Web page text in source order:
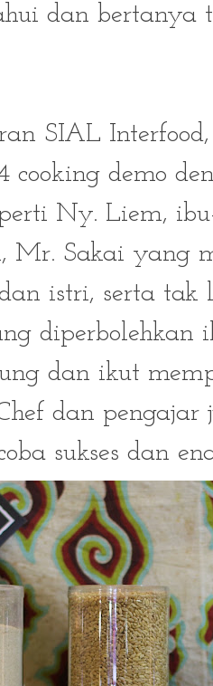
dan bertanya
SIAL
cooking demo
Ny. Liem,
Mr. Sakai yang
istri, serta tak
diperbolehkan
dan ikut
dan
sukses dan